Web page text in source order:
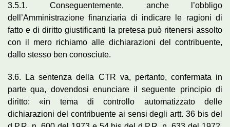
3.5.1. Conseguentemente, anche l’obbligo
dell’Amministrazione finanziaria di indicare le ragioni di
fatto e di diritto giustificanti la pretesa può ritenersi assolto
con il mero richiamo alle dichiarazioni del contribuente,
dallo stesso ben conosciute.
3.6. La sentenza della CTR va, pertanto, confermata in
parte qua, dovendosi enunciare il seguente principio di
diritto: «in tema di controllo automatizzato delle
dichiarazioni del contribuente ai sensi degli artt. 36 bis del